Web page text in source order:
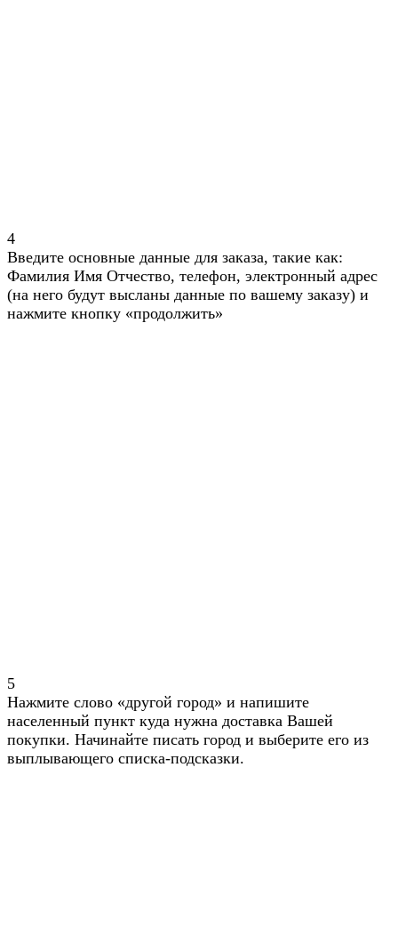
4
Введите основные данные для заказа, такие как:
Фамилия Имя Отчество, телефон, электронный адрес
(на него будут высланы данные по вашему заказу) и
нажмите кнопку «продолжить»
5
Нажмите слово «другой город» и напишите
населенный пункт куда нужна доставка Вашей
покупки. Начинайте писать город и выберите его из
выплывающего списка-подсказки.